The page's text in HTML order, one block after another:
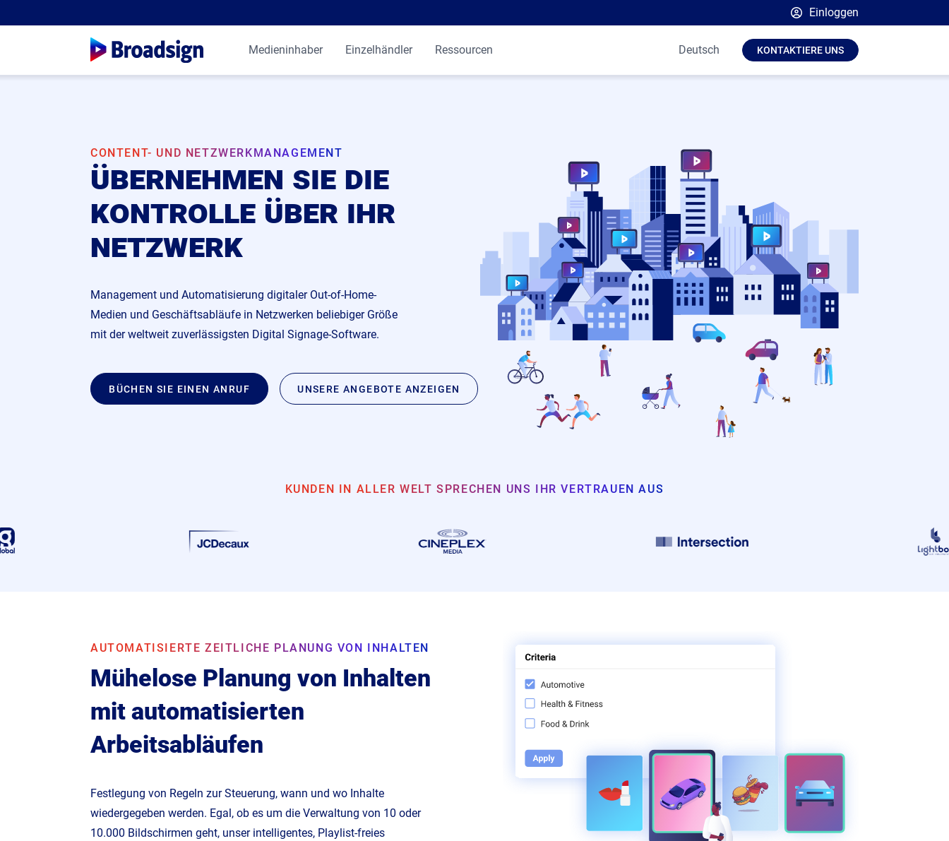
Einloggen
Broadsign-Plattform
Medieninhaber Einzelhändler Ressourcen Deutsch KONTAKTIERE UNS
CONTENT- UND NETZWERKMANAGEMENT
übernehmen sie die
kontrolle über ihr
netzwerk
Management und Automatisierung digitaler Out-of-Home-
Medien und Geschäftsabläufe in Netzwerken beliebiger Größe
mit der weltweit zuverlässigsten Digital Signage-Software.
BÜCHEN SIE EINEN ANRUF UNSERE ANGEBOTE ANZEIGEN
KUNDEN IN ALLER WELT SPRECHEN UNS IHR VERTRAUEN AUS
AUTOMATISIERTE ZEITLICHE PLANUNG VON INHALTEN
Mühelose Planung von Inhalten
mit automatisierten
Arbeitsabläufen
Festlegung von Regeln zur Steuerung, wann und wo Inhalte
wiedergegeben werden. Egal, ob es um die Verwaltung von 10 oder
10.000 Bildschirmen geht, unser intelligentes, Playlist-freies